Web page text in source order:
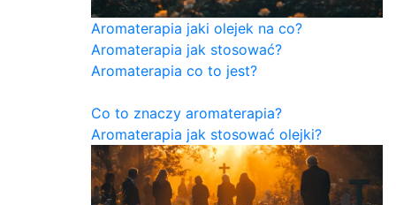
Aromaterapia jaki olejek na co?
Aromaterapia jak stosować?
Aromaterapia co to jest?
Co to znaczy aromaterapia?
Aromaterapia jak stosować olejki?